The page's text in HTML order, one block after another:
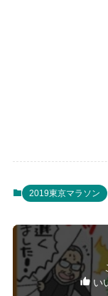
2019東京マラソン
い